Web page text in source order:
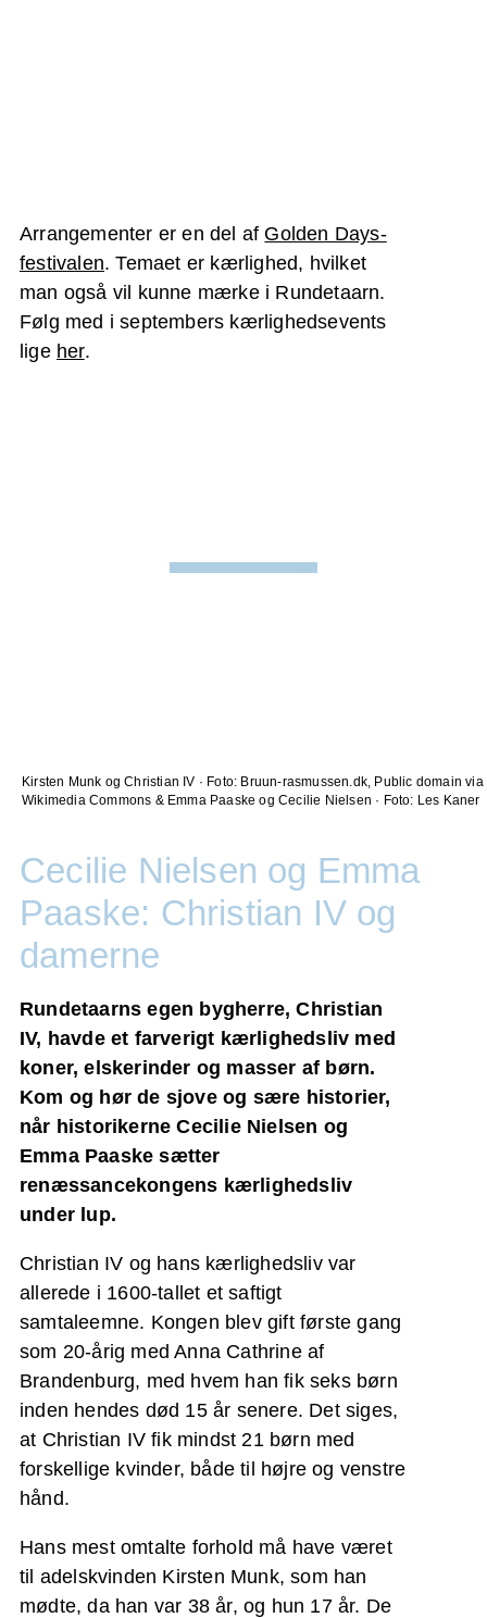
Arrangementer er en del af Golden Days-
festivalen. Temaet er kærlighed, hvilket
man også vil kunne mærke i Rundetaarn.
Følg med i septembers kærlighedsevents
lige her.
Kirsten Munk og Christian IV · Foto: Bruun-rasmussen.dk, Public domain via
Wikimedia Commons & Emma Paaske og Cecilie Nielsen · Foto: Les Kaner
Cecilie Nielsen og Emma
Paaske: Christian IV og
damerne
Rundetaarns egen bygherre, Christian
IV, havde et farverigt kærlighedsliv med
koner, elskerinder og masser af børn.
Kom og hør de sjove og sære historier,
når historikerne Cecilie Nielsen og
Emma Paaske sætter
renæssancekongens kærlighedsliv
under lup.
Christian IV og hans kærlighedsliv var
allerede i 1600-tallet et saftigt
samtaleemne. Kongen blev gift første gang
som 20-årig med Anna Cathrine af
Brandenburg, med hvem han fik seks børn
inden hendes død 15 år senere. Det siges,
at Christian IV fik mindst 21 børn med
forskellige kvinder, både til højre og venstre
hånd.
Hans mest omtalte forhold må have været
til adelskvinden Kirsten Munk, som han
mødte, da han var 38 år, og hun 17 år. De